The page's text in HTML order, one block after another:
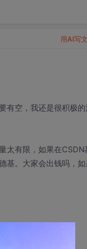
有空，我还是很积极的
太有限，如果在CSDN
基。大家会出钱吗，如
用AI写